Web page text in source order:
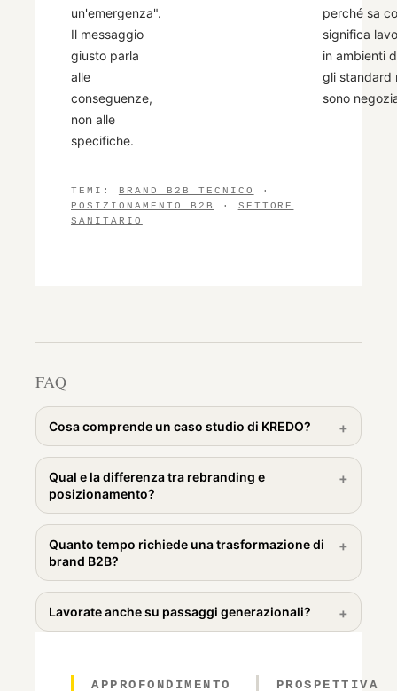
un'emergenza".
Il messaggio
giusto parla
alle
conseguenze,
non alle
specifiche.
perché sa
significa
in ambienti
gli standard
sono
TEMI: BRAND B2B TECNICO
·
POSIZIONAMENTO B2B
· SETTORE
SANITARIO
FAQ
Cosa comprende un caso studio di KREDO?
Qual e la differenza tra rebranding e
posizionamento?
Quanto tempo richiede una trasformazione di
brand B2B?
Lavorate anche su passaggi generazionali?
APPROFONDIMENTO PROSPETTIVA